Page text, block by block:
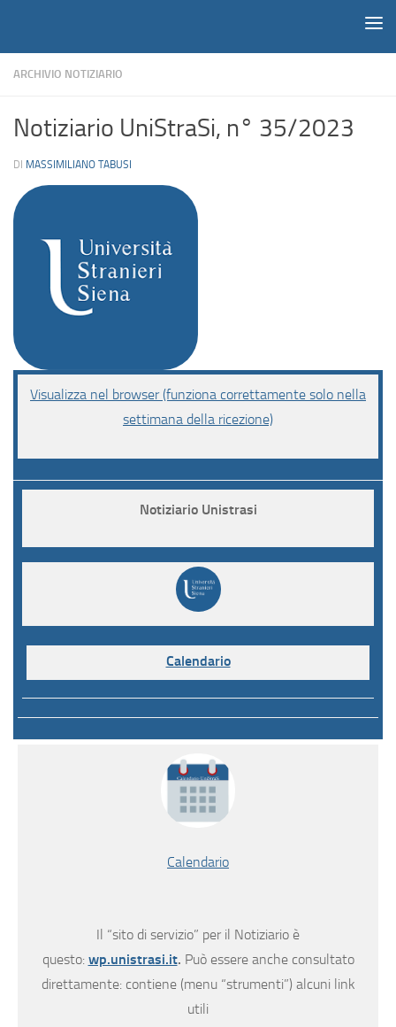
ARCHIVIO NOTIZIARIO
Notiziario UniStraSi, n° 35/2023
DI MASSIMILIANO TABUSI
Visualizza nel browser (funziona correttamente solo nella
settimana della ricezione)
Notiziario Unistrasi
Calendario
Calendario
Il “sito di servizio” per il Notiziario è
questo: wp.unistrasi.it. Può essere anche consultato
direttamente: contiene (menu “strumenti”) alcuni link
utili